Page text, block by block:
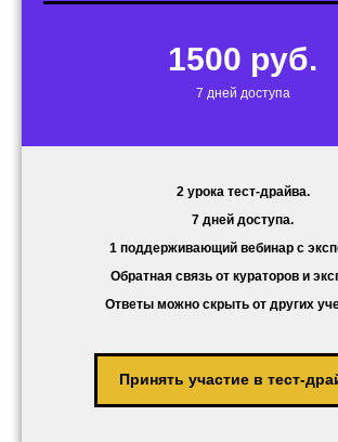
1500 руб.
7 дней доступа
2 урока тест-драйва.
7 дней доступа.
1 поддерживающий вебинар с
Обратная связь от кураторов и
Ответы можно скрыть от других
Принять участие в тест-